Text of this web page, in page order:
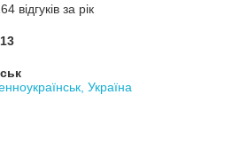
відгуків за рік
Україна